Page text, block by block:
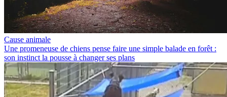
Cause animale
Une promeneuse de chiens pense faire une simple balade en forêt :
son instinct la pousse à changer ses plans